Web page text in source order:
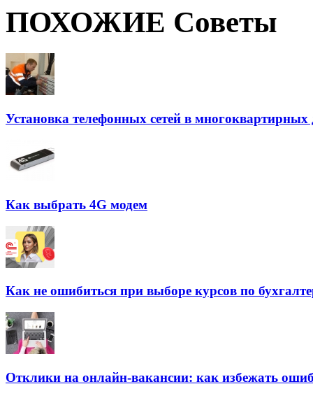
ПОХОЖИЕ Советы
Установка телефонных сетей в многоквартирных
Как выбрать 4G модем
Как не ошибиться при выборе курсов по
Отклики на онлайн-вакансии: как избежать